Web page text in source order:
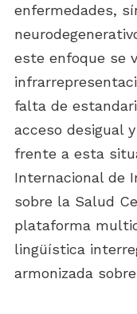
enfermedades,
este enfoque se
falta de
acceso desigual
frente a esta
Internacional de
sobre la Salud
plataforma
lingüística
armonizada